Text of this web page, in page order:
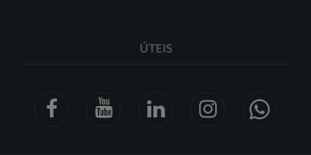
ÚTEIS